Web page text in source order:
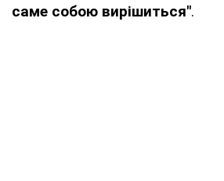
саме собою вирішиться".